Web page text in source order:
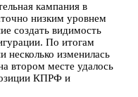
кампания в
низким уровнем
создать видимость
По итогам
изменилась
втором месте удалось
КПРФ и